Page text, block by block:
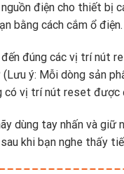
điện cho thiết bị
bằng cách cắm ổ điện.
đúng các vị trí nút
(Lưu ý: Mỗi dòng sản
có vị trí nút reset được
dùng tay nhấn và
khi bạn nghe thấy